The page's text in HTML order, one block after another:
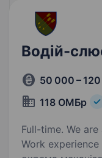
Водій-
50 000 –
118 ОМБр
Full-time. We
Work experience